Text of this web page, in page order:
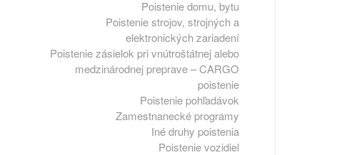
Poistenie domu, bytu
Poistenie strojov, strojných a
elektronických zariadení
Poistenie zásielok pri vnútroštátnej alebo
medzinárodnej preprave – CARGO
poistenie
Poistenie pohľadávok
Zamestnanecké programy
Iné druhy poistenia
Poistenie vozidiel